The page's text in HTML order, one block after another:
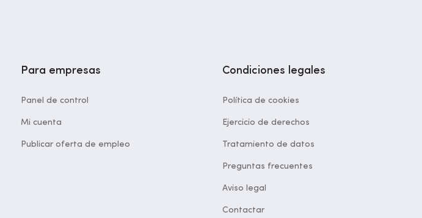
Para empresas
Panel de control
Mi cuenta
Publicar oferta de empleo
Condiciones legales
Política de cookies
Ejercicio de derechos
Tratamiento de datos
Preguntas frecuentes
Aviso legal
Contactar